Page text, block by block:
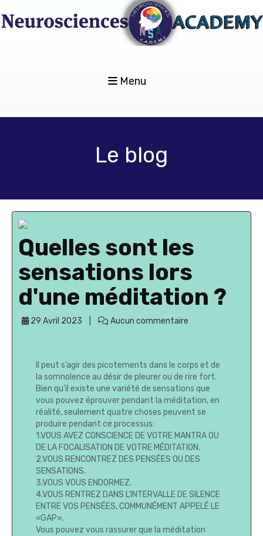
Menu
Le blog
Quelles sont les
sensations lors
d'une méditation ?
29 Avril 2023 Aucun commentaire
Il peut s’agir des picotements dans le corps et de
la somnolence au désir de pleurer ou de rire fort.
Bien qu’il existe une variété de sensations que
vous pouvez éprouver pendant la méditation, en
réalité, seulement quatre choses peuvent se
produire pendant ce processus:
1.VOUS AVEZ CONSCIENCE DE VOTRE MANTRA OU
DE LA FOCALISATION DE VOTRE MÉDITATION.
2.VOUS RENCONTREZ DES PENSÉES OU DES
SENSATIONS.
3.VOUS VOUS ENDORMEZ.
4.VOUS RENTREZ DANS L’INTERVALLE DE SILENCE
ENTRE VOS PENSÉES, COMMUNÉMENT APPELÉ LE
«GAP».
Vous pouvez vous rassurer que la méditation